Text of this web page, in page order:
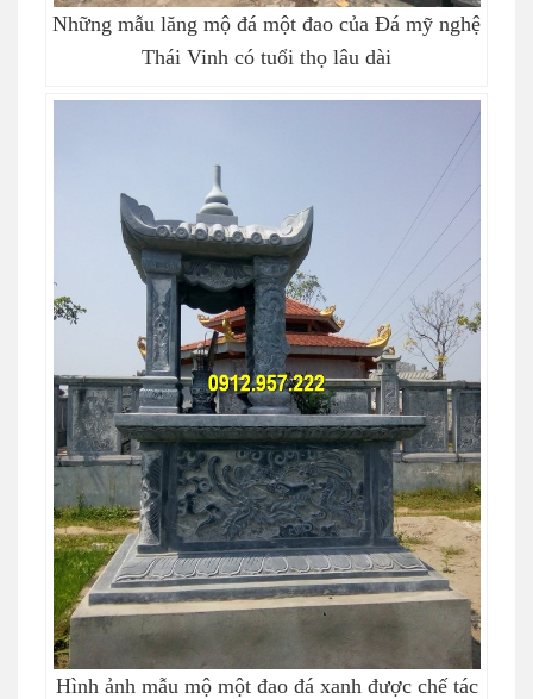
Những mẫu lăng mộ đá một đao của Đá mỹ nghệ
Thái Vinh có tuổi thọ lâu dài
Hình ảnh mẫu mộ một đao đá xanh được chế tác